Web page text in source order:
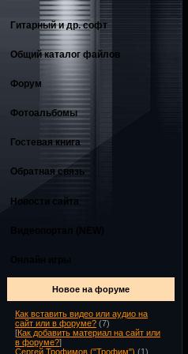
Гитарный и др. софт
Общий каталог файлов
Форум
Фотоальбомы
Гостевая книга
Обратная связь
Новости сайта
Видеопортал (NEW)
Новое на форуме
Как вставить видео или аудио на
сайт или в форуме? (7)
[Как добавить материал на сайт или
в форуме?]
Сергей Трофимов ("Трофим") (1)